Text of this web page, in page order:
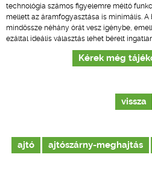
technológia számos figyelemre méltó
mellett az áramfogyasztása is minimális. A
mindössze néhány órát vesz igénybe,
ezáltal ideális választás lehet bérelt
Kérek még
vissza
ajtó ajtószárny-meghajtás